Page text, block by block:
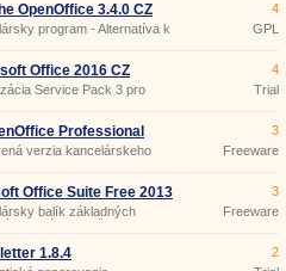
OpenOffice 3.4.0 CZ
program - Alternatíva k
4
GPL
Office 2016 CZ
Service Pack 3 pro
4
Trial
Professional
verzia kancelárskeho
3
Freeware
Office Suite Free 2013
balík základných
k voľnému použitiu.
3
Freeware
1.8.4
2